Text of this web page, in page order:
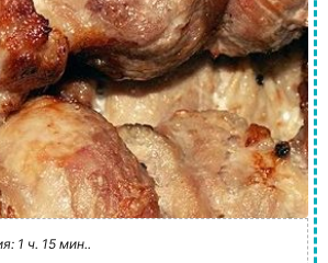
1 ч. 15 мин..